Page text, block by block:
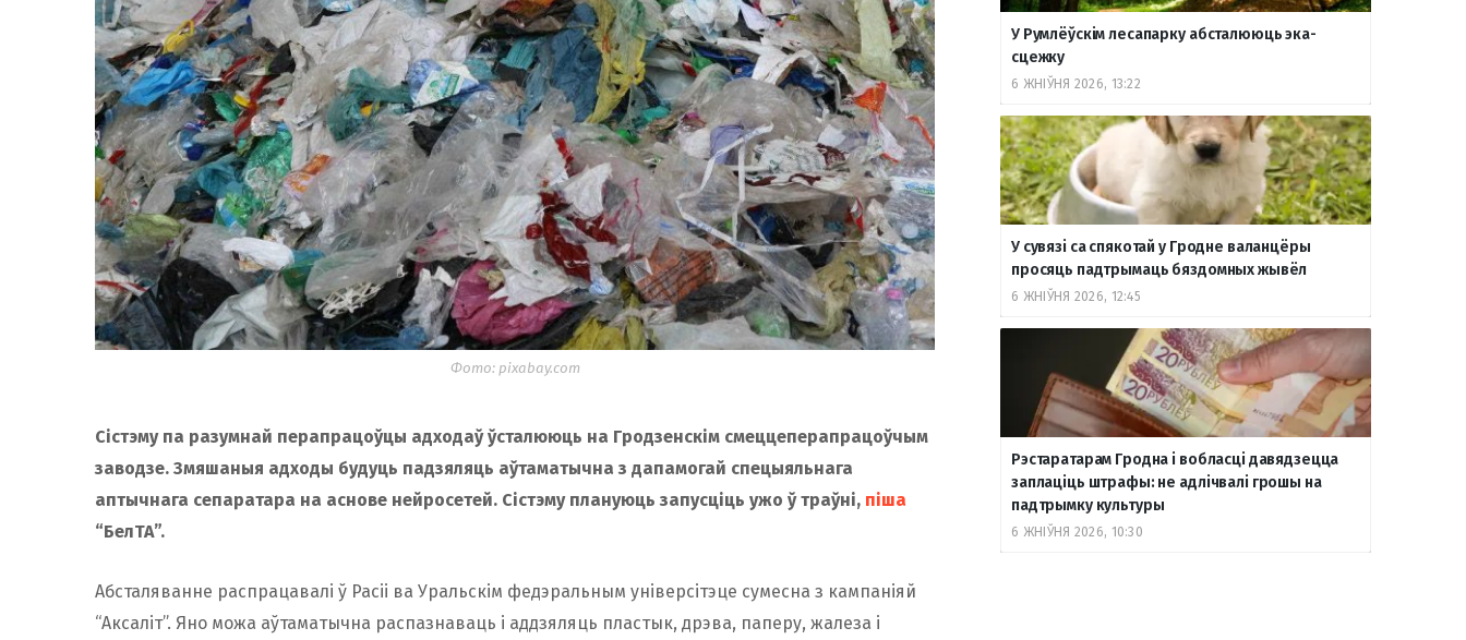
Фото: pixabay.com
Сістэму па разумнай перапрацоўцы адходаў ўсталююць на Гродзенскім смеццеперапрацоўчым
заводзе. Змяшаныя адходы будуць падзяляць аўтаматычна з дапамогай спецыяльнага
аптычнага сепаратара на аснове нейросетей. Сістэму плануюць запусціць ужо ў траўні, піша
“БелТА”.
Абсталяванне распрацавалі ў Расіі ва Уральскім федэральным універсітэце сумесна з кампаніяй
“Аксаліт”. Яно можа аўтаматычна распазнаваць і аддзяляць пластык, дрэва, паперу, жалеза і
У Румлёўскім лесапарку абсталююць эка-
сцежку
6 ЖНІЎНЯ 2026, 13:22
У сувязі са спякотай у Гродне валанцёры
просяць падтрымаць бяздомных жывёл
6 ЖНІЎНЯ 2026, 12:45
Рэстаратарам Гродна і вобласці давядзецца
заплаціць штрафы: не адлічвалі грошы на
падтрымку культуры
6 ЖНІЎНЯ 2026, 10:30